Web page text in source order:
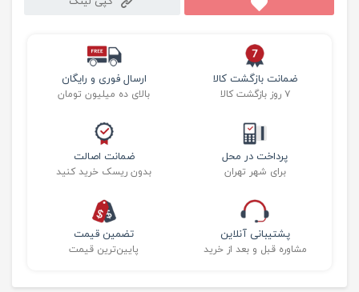
ارسال فوری و رایگان
بالای ده میلیون تومان
ضمانت بازگشت کالا
۷ روز بازگشت کالا
ضمانت اصالت
بدون ریسک خرید کنید
پرداخت در محل
برای شهر تهران
تضمین قیمت
پایین‌ترین قیمت
پشتیبانی آنلاین
مشاوره قبل و بعد از خرید